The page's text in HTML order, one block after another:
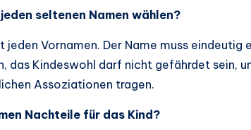
seltenen Namen wählen?
jeden Vornamen. Der Name muss eindeutig
das Kindeswohl darf nicht gefährdet sein,
Assoziationen tragen.
Nachteile für das Kind?